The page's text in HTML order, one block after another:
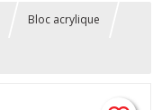
Bloc acrylique